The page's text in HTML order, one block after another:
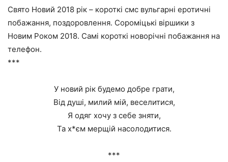
Свято Новий 2018 рік – короткі смс вульгарні еротичні
побажання, поздоровлення. Сороміцькі віршики з
Новим Роком 2018. Самі короткі новорічні побажання на
телефон.
***
У новий рік будемо добре грати,
Від душі, милий мій, веселитися,
Я одяг хочу з себе зняти,
Та х*єм мерщій насолодитися.
***